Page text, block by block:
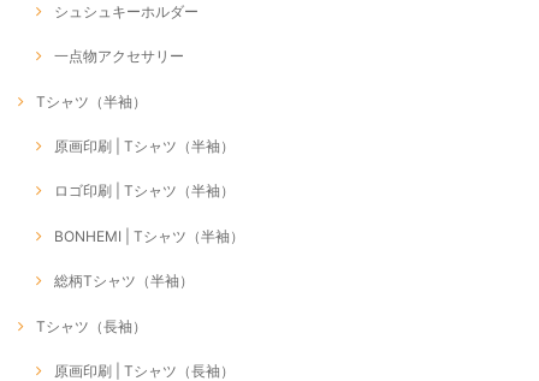
シュシュキーホルダー
一点物アクセサリー
Tシャツ（半袖）
原画印刷 | Tシャツ（半袖）
ロゴ印刷 | Tシャツ（半袖）
BONHEMI | Tシャツ（半袖）
総柄Tシャツ（半袖）
Tシャツ（長袖）
原画印刷 | Tシャツ（長袖）